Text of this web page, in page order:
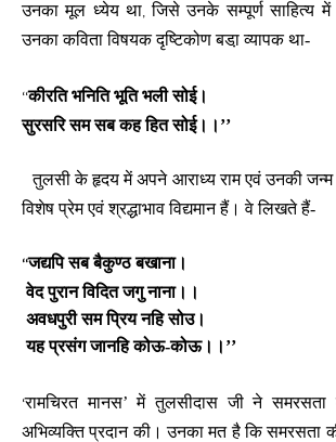
उनका मूल ध्येय था, जिसे उनके सम्पूर्ण साहित्य में
उनका कविता विषयक दृष्टिकोण बडा़ व्यापक था-
‘‘कीरति भनिति भूति भली सोई।
सुरसरि सम सब कह हित सोई।।’’
तुलसी के हृदय में अपने आराध्य राम एवं उनकी जन्म
विशेष प्रेम एवं श्रद्धाभाव विद्यमान हैं। वे लिखते हैं-
‘‘जद्यपि सब बैकुण्ठ बखाना।
वेद पुरान विदित जगु नाना।।
अवधपुरी सम प्रिय नहि सोउ।
यह प्रसंग जानहि कोऊ-कोऊ।।’’
‘रामचिरत मानस’ में तुलसीदास जी ने समरसता
अभिव्यक्ति प्रदान की। उनका मत है कि समरसता